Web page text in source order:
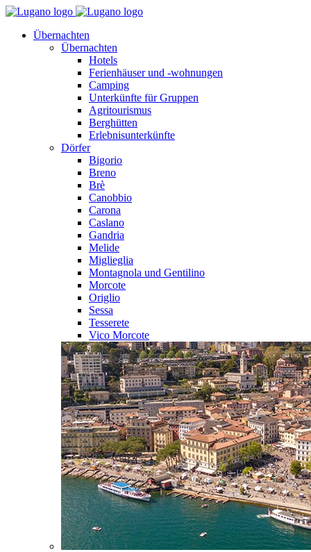
Übernachten
Übernachten
Hotels
Ferienhäuser und -wohnungen
Camping
Unterkünfte für Gruppen
Agritourismus
Berghütten
Erlebnisunterkünfte
Dörfer
Bigorio
Breno
Brè
Canobbio
Carona
Caslano
Gandria
Melide
Miglieglia
Montagnola und Gentilino
Morcote
Origlio
Sessa
Tesserete
Vico Morcote